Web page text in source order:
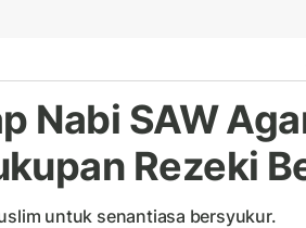
Nabi SAW
Rezeki
untuk senantiasa bersyukur.